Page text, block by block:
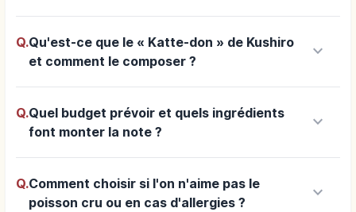
Q.Qu'est-ce que le « Katte-don » de Kushiro
et comment le composer ?
keyboard_arrow_down
Q.Quel budget prévoir et quels ingrédients
font monter la note ?
keyboard_arrow_down
Q.Comment choisir si l'on n'aime pas le
poisson cru ou en cas d'allergies ?
keyboard_arrow_down